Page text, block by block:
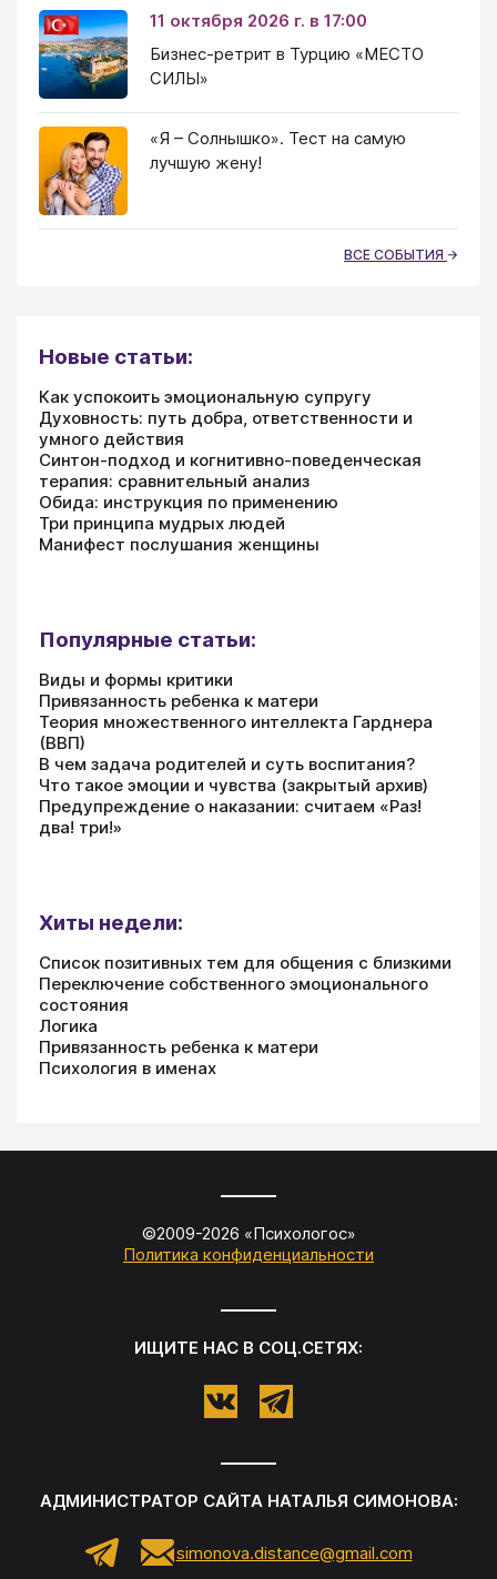
11 октября 2026 г. в 17:00
Бизнес-ретрит в Турцию «МЕСТО
СИЛЫ»
«Я – Солнышко». Тест на самую
лучшую жену!
ВСЕ СОБЫТИЯ
Новые статьи:
Как успокоить эмоциональную супругу
Духовность: путь добра, ответственности и
умного действия
Синтон-подход и когнитивно-поведенческая
терапия: сравнительный анализ
Обида: инструкция по применению
Три принципа мудрых людей
Манифест послушания женщины
Популярные статьи:
Виды и формы критики
Привязанность ребенка к матери
Теория множественного интеллекта Гарднера
(ВВП)
В чем задача родителей и суть воспитания?
Что такое эмоции и чувства (закрытый архив)
Предупреждение о наказании: считаем «Раз!
два! три!»
Хиты недели:
Список позитивных тем для общения с близкими
Переключение собственного эмоционального
состояния
Логика
Привязанность ребенка к матери
Психология в именах
©2009-2026 «Психологос»
Политика конфиденциальности
ИЩИТЕ НАС В СОЦ.СЕТЯХ:
АДМИНИСТРАТОР САЙТА НАТАЛЬЯ СИМОНОВА:
simonova.distance@gmail.com